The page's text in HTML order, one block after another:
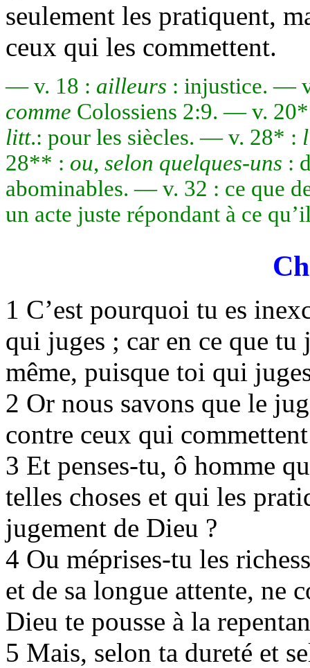
seulement les pratiquent,
ceux qui les commettent.
— v. 18 : ailleurs : injustice. —
comme Colossiens 2:9. — v.
litt.: pour les siècles. — v. 28* :
28** : ou, selon quelques-uns :
abominables. — v. 32 : ce que
un acte juste répondant à ce
1 C’est pourquoi tu es
qui juges ; car en ce que
même, puisque toi qui
2 Or nous savons que le
contre ceux qui
3 Et penses-tu, ô homme
telles choses et qui les
jugement de Dieu ?
4 Ou méprises-tu les
et de sa longue attente, ne
Dieu te pousse à la
5 Mais, selon ta dureté et